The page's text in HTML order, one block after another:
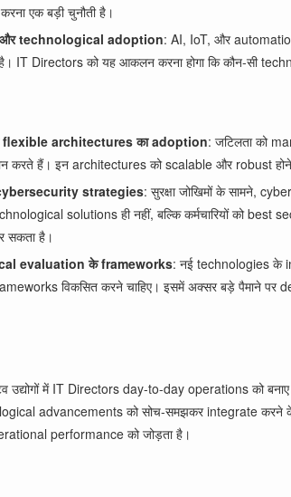
एक बड़ी चुनौती है।
technological adoption: AI, IoT, और
IT Directors को यह आकलन करना होगा कि कौन-सी
architectures का adoption: जटिलता को
करते हैं। इन architectures को scalable और robust होने
strategies: सुरक्षा जोखिमों के सामने,
solutions ही नहीं, बल्कि कर्मचारियों को
सकता है।
evaluation के frameworks: नई technologies के
विकसित करने चाहिए। इसमें अक्सर बड़े पैमाने पर
उद्योगों में IT Directors day-to-day operations को
advancements को सोच-समझकर integrate करने
performance को जोड़ता है।